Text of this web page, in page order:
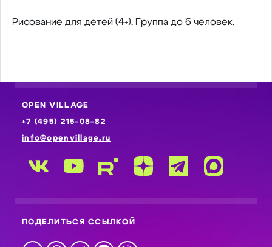
Рисование для детей (4+). Группа до 6 человек.
OPEN VILLAGE
+7 (495) 215-08-82
info@openvillage.ru
ПОДЕЛИТЬСЯ ССЫЛКОЙ